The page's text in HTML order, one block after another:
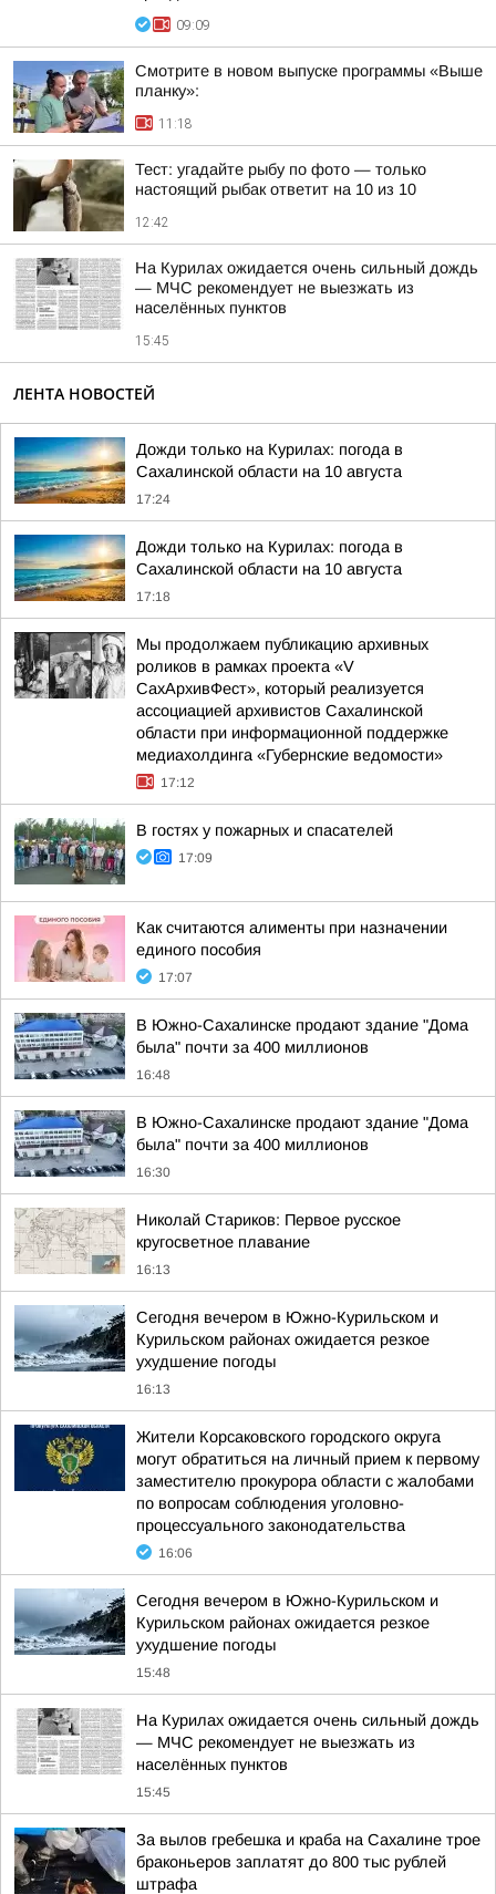
09:09
Смотрите в новом выпуске программы «Выше
планку»:
11:18
Тест: угадайте рыбу по фото — только
настоящий рыбак ответит на 10 из 10
12:42
На Курилах ожидается очень сильный дождь
— МЧС рекомендует не выезжать из
населённых пунктов
15:45
ЛЕНТА НОВОСТЕЙ
Дожди только на Курилах: погода в
Сахалинской области на 10 августа
17:24
Дожди только на Курилах: погода в
Сахалинской области на 10 августа
17:18
Мы продолжаем публикацию архивных
роликов в рамках проекта «V
СахАрхивФест», который реализуется
ассоциацией архивистов Сахалинской
области при информационной поддержке
медиахолдинга «Губернские ведомости»
17:12
В гостях у пожарных и спасателей
17:09
Как считаются алименты при назначении
единого пособия
17:07
В Южно-Сахалинске продают здание "Дома
была" почти за 400 миллионов
16:48
В Южно-Сахалинске продают здание "Дома
была" почти за 400 миллионов
16:30
Николай Стариков: Первое русское
кругосветное плавание
16:13
Сегодня вечером в Южно-Курильском и
Курильском районах ожидается резкое
ухудшение погоды
16:13
Жители Корсаковского городского округа
могут обратиться на личный прием к первому
заместителю прокурора области с жалобами
по вопросам соблюдения уголовно-
процессуального законодательства
16:06
Сегодня вечером в Южно-Курильском и
Курильском районах ожидается резкое
ухудшение погоды
15:48
На Курилах ожидается очень сильный дождь
— МЧС рекомендует не выезжать из
населённых пунктов
15:45
За вылов гребешка и краба на Сахалине трое
браконьеров заплатят до 800 тыс рублей
штрафа